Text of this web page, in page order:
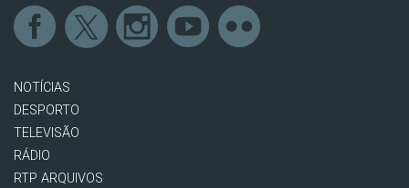
NOTÍCIAS
DESPORTO
TELEVISÃO
RÁDIO
RTP ARQUIVOS